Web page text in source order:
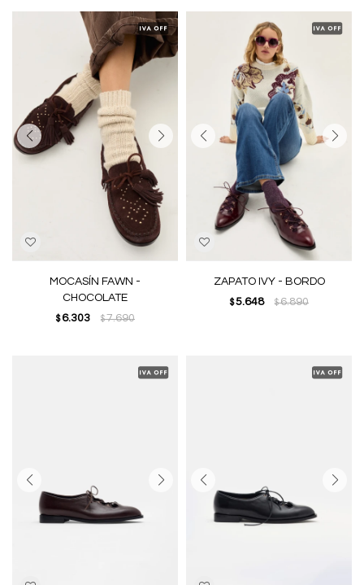
MOCASÍN FAWN -
CHOCOLATE
$ 6.303 $7.690
ZAPATO IVY - BORDO
$ 5.648 $6.890